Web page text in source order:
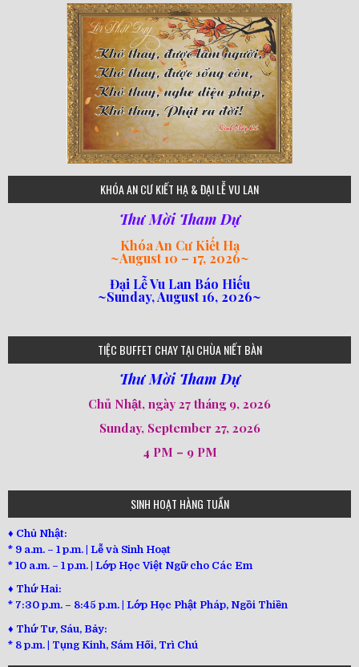
75
80
78
77
82
92
93
94
95
98
641
182
101
loipha2
loipha4
loipha1
loipha5
loipha7
loipha8
loipha10
loipha9
loi-phat-day
loipha15
loipha13
KHÓA AN CƯ KIẾT HẠ & ĐẠI LỄ VU LAN
Thư Mời Tham Dự
Khóa An Cư Kiết Hạ
~August 10 – 17, 2026~
Đại Lễ Vu Lan Báo Hiếu
~Sunday, August 16, 2026~
TIỆC BUFFET CHAY TẠI CHÙA NIẾT BÀN
Thư Mời Tham Dự
Chủ Nhật, ngày 27 tháng 9, 2026
Sunday, September 27, 2026
4 PM – 9 PM
SINH HOẠT HÀNG TUẦN
♦ Chủ Nhật:
* 9 a.m. – 1 p.m. | Lễ và Sinh Hoạt
* 10 a.m. – 1 p.m. | Lớp Học Việt Ngữ cho Các Em
♦ Thứ Hai:
* 7:30 p.m. – 8:45 p.m. | Lớp Học Phật Pháp, Ngồi Thiền
♦ Thứ Tư, Sáu, Bảy:
* 8 p.m. | Tụng Kinh, Sám Hối, Trì Chú